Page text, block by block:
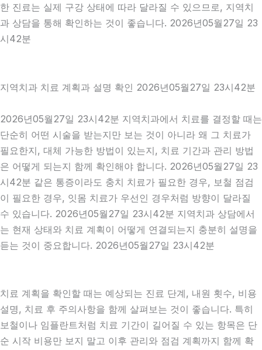
한 진료는 실제 구강 상태에 따라 달라질 수 있으므로, 지역치
과 상담을 통해 확인하는 것이 좋습니다. 2026년05월27일 23
시42분
지역치과 치료 계획과 설명 확인 2026년05월27일 23시42분
2026년05월27일 23시42분 지역치과에서 치료를 결정할 때는
단순히 어떤 시술을 받는지만 보는 것이 아니라 왜 그 치료가
필요한지, 대체 가능한 방법이 있는지, 치료 기간과 관리 방법
은 어떻게 되는지 함께 확인해야 합니다. 2026년05월27일 23
시42분 같은 통증이라도 충치 치료가 필요한 경우, 보철 점검
이 필요한 경우, 잇몸 치료가 우선인 경우처럼 방향이 달라질
수 있습니다. 2026년05월27일 23시42분 지역치과 상담에서
는 현재 상태와 치료 계획이 어떻게 연결되는지 충분히 설명을
듣는 것이 중요합니다. 2026년05월27일 23시42분
치료 계획을 확인할 때는 예상되는 진료 단계, 내원 횟수, 비용
설명, 치료 후 주의사항을 함께 살펴보는 것이 좋습니다. 특히
보철이나 임플란트처럼 치료 기간이 길어질 수 있는 항목은 단
순 시작 비용만 보지 말고 이후 관리와 점검 계획까지 함께 확